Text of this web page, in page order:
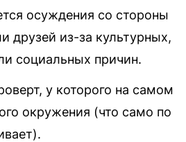
осуждения со стороны
друзей из-за культурных,
социальных причин.
у которого на самом
окружения (что само по